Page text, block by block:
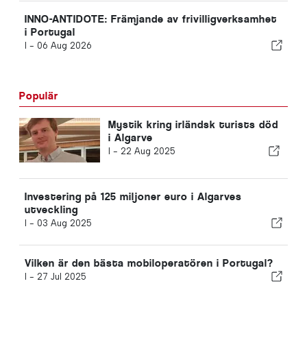
INNO-ANTIDOTE: Främjande av frivilligverksamhet
i Portugal
I - 06 Aug 2026
Populär
Mystik kring irländsk turists död
i Algarve
I - 22 Aug 2025
Investering på 125 miljoner euro i Algarves
utveckling
I - 03 Aug 2025
Vilken är den bästa mobiloperatören i Portugal?
I - 27 Jul 2025